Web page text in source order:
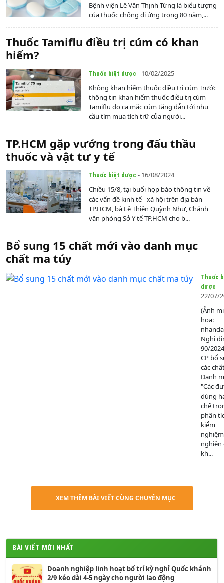
Bệnh viện Lê Văn Thịnh Từng là biểu tượng
của thuốc chống dị ứng trong 80 năm,...
Thuốc Tamiflu điều trị cúm có khan
hiếm?
Thuốc biệt dược - 10/02/2025
Không khan hiếm thuốc điều trị cúm Trước
thông tin khan hiếm thuốc điều trị cúm
Tamiflu do ca mắc cúm tăng dẫn tới nhu
cầu tìm mua tích trữ của người...
TP.HCM gặp vướng trong đấu thầu
thuốc và vật tư y tế
Thuốc biệt dược - 16/08/2024
Chiều 15/8, tại buổi họp báo thông tin về
các vấn đề kinh tế - xã hội trên địa bàn
TP.HCM, bà Lê Thiện Quỳnh Như, Chánh
văn phòng Sở Y tế TP.HCM cho b...
Bổ sung 15 chất mới vào danh mục
chất ma túy
Thuốc
dược -
22/07/
(Ảnh
họa:
Nghị
90/
CP bổ
các
Danh
"Các
dùng
chế
phân
kiểm
nghiên
kh...
XEM THÊM BÀI VIẾT CÙNG CHUYÊN MỤC
BÀI VIẾT MỚI NHẤT
Doanh nghiệp linh hoạt bố trí kỳ nghỉ Quốc khánh
2/9 kéo dài 4-5 ngày cho người lao động